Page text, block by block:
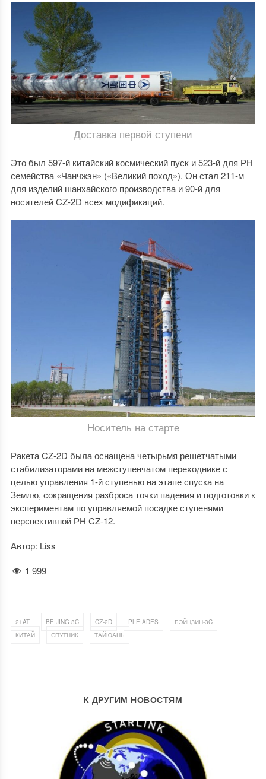
Доставка первой ступени
Это был 597-й китайский космический пуск и 523-й для РН
семейства «Чанчжэн» («Великий поход»). Он стал 211-м
для изделий шанхайского производства и 90-й для
носителей CZ-2D всех модификаций.
Носитель на старте
Ракета CZ-2D была оснащена четырьмя решетчатыми
стабилизаторами на межступенчатом переходнике с
целью управления 1-й ступенью на этапе спуска на
Землю, сокращения разброса точки падения и подготовки к
экспериментам по управляемой посадке ступенями
перспективной РН CZ-12.
Автор: Liss
1 999
21AT BEIJING 3C CZ-2D PLEIADES БЭЙЦЗИН-3C
КИТАЙ СПУТНИК ТАЙЮАНЬ
К ДРУГИМ НОВОСТЯМ